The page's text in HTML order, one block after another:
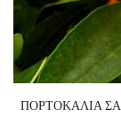
ΠΟΡΤΟΚΑΛΙΑ